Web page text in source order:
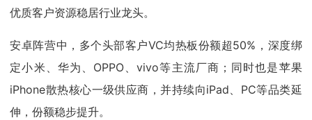
优质客户资源稳居行业龙头。
安卓阵营中，多个头部客户VC均热板份额超50%，深度绑
定小米、华为、OPPO、vivo等主流厂商；同时也是苹果
iPhone散热核心一级供应商，并持续向iPad、PC等品类延
伸，份额稳步提升。